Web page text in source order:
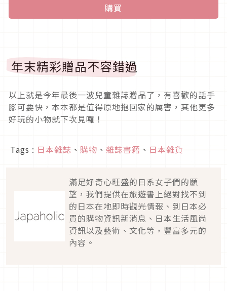
購買
年末精彩贈品不容錯過
以上就是今年最後一波兒童雜誌贈品了，有喜歡的話手
腳可要快，本本都是值得原地抱回家的厲害，其他更多
好玩的小物就下次見囉！
Tags : 日本雜誌 、 購物 、 雜誌書籍 、 日本雜貨
滿足好奇心旺盛的日系女子們的願
望，我們提供在旅遊書上絕對找不到
的日本在地即時觀光情報、到日本必
買的購物資訊新消息、日本生活風尚
資訊以及藝術、文化等，豐富多元的
內容。